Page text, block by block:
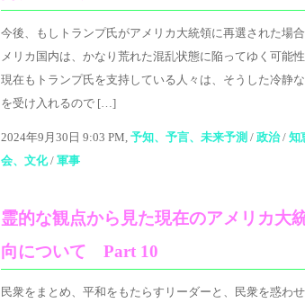
今後、もしトランプ氏がアメリカ大統領に再選された場
メリカ国内は、かなり荒れた混乱状態に陥ってゆく可
現在もトランプ氏を支持している人々は、そうした冷静
を受け入れるので […]
2024年9月30日 9:03 PM, 予知、予言、未来予測 / 政治/ 知
会、文化/ 軍事
霊的な観点から見た現在のアメリカ大
向について Part 10
民衆をまとめ、平和をもたらすリーダーと、民衆を惑わ